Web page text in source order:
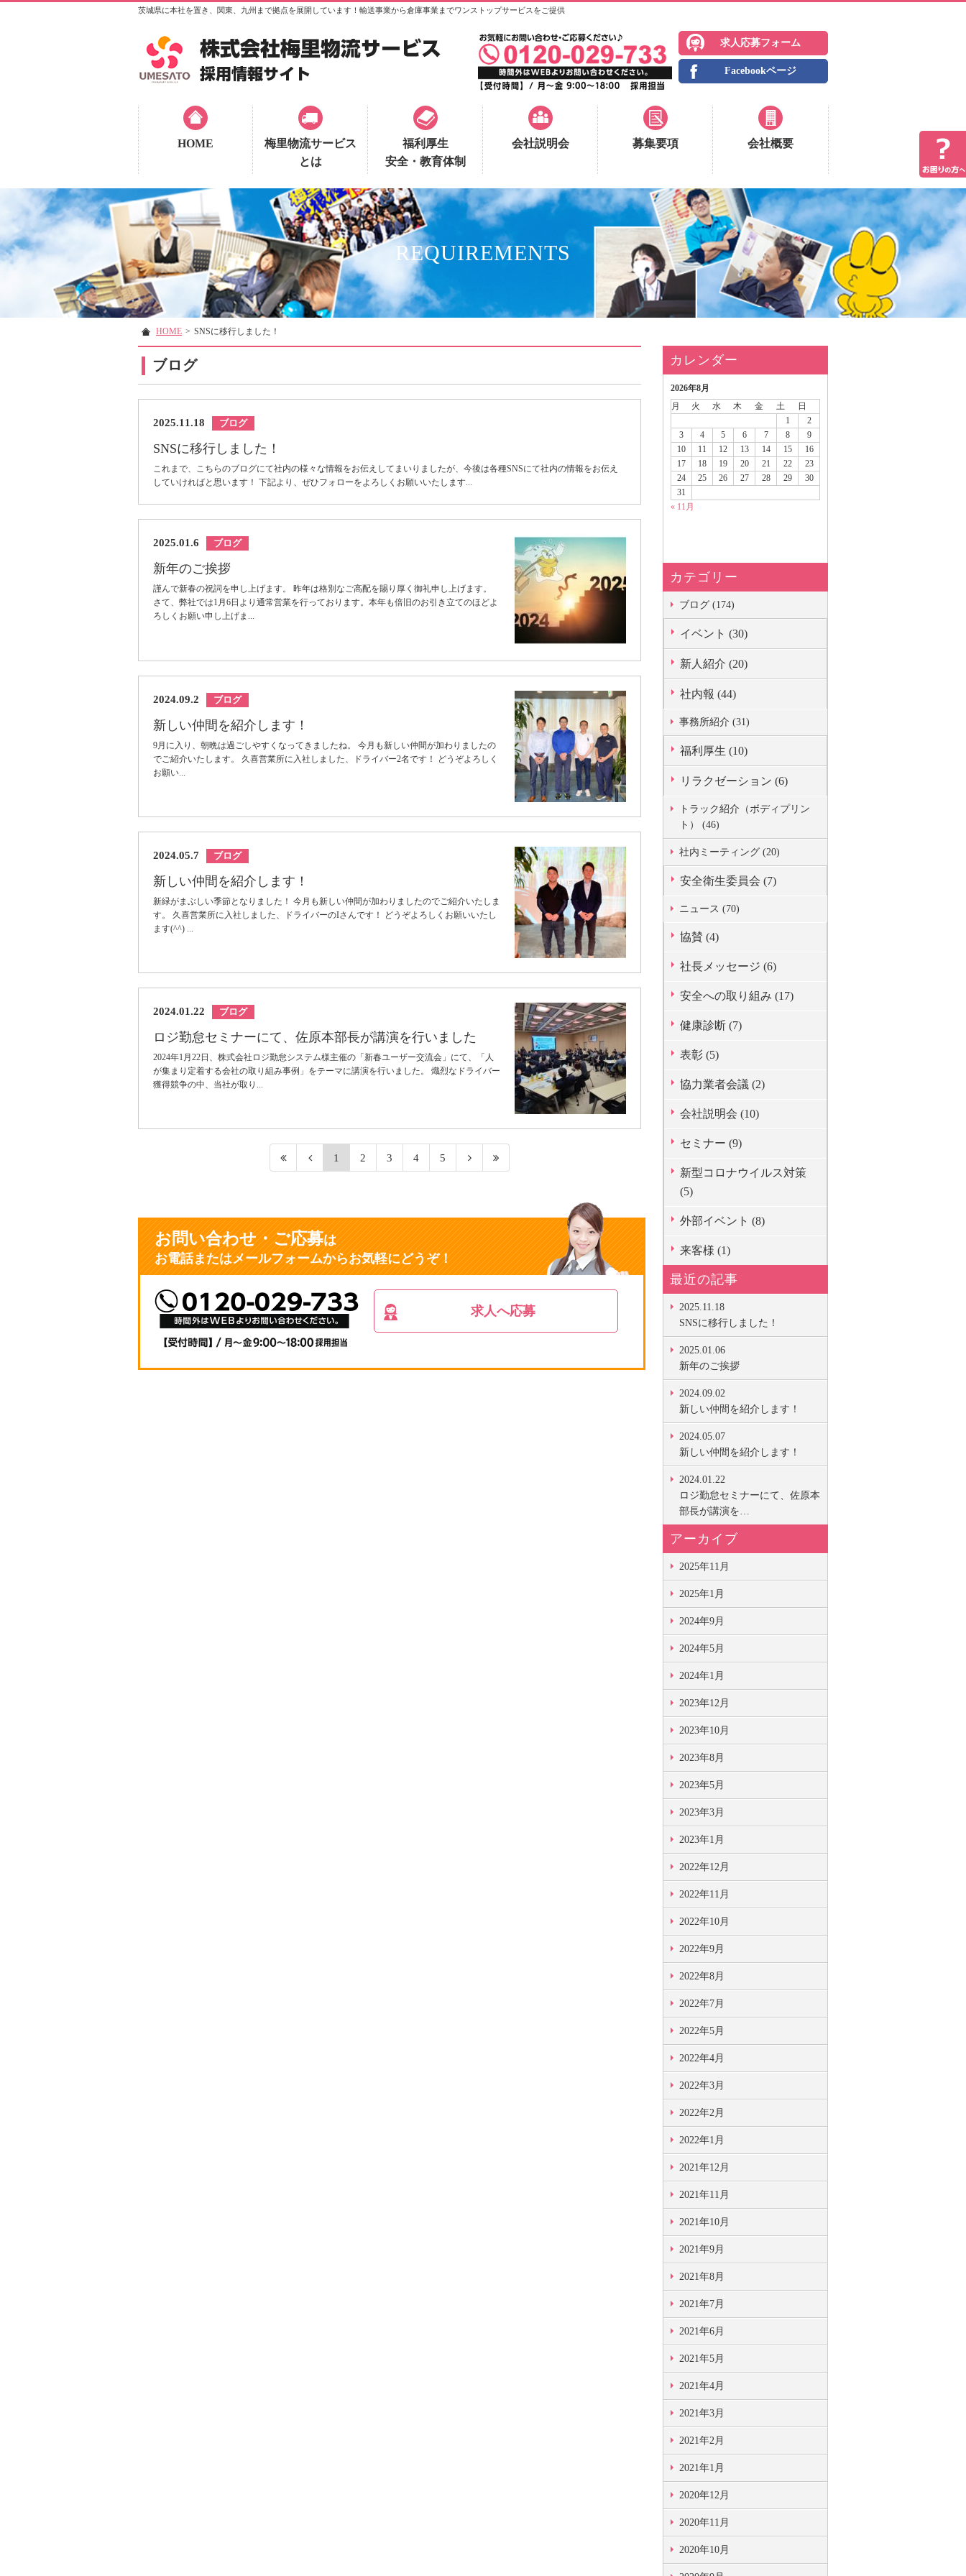
茨城県に本社を置き、関東、九州まで拠点を展開しています！輸送事業から倉庫事業までワンストップサービスをご提供
求人応募フォーム
Facebookページ
HOME
梅里物流サービス
とは
福利厚生
安全・教育体制
会社説明会 募集要項 会社概要
REQUIREMENTS
HOME > SNSに移行しました！
ブログ
2025.11.18 ブログ
SNSに移行しました！
これまで、こちらのブログにて社内の様々な情報をお伝えしてまいりましたが、今後は各種SNSにて社内の情報をお伝え
していければと思います！ 下記より、ぜひフォローをよろしくお願いいたします...
2025.01.6 ブログ
新年のご挨拶
謹んで新春の祝詞を申し上げます。 昨年は格別なご高配を賜り厚く御礼申し上げます。
さて、弊社では1月6日より通常営業を行っております。本年も倍旧のお引き立てのほどよ
ろしくお願い申し上げま...
2024.09.2 ブログ
新しい仲間を紹介します！
9月に入り、朝晩は過ごしやすくなってきましたね。 今月も新しい仲間が加わりましたの
でご紹介いたします。 久喜営業所に入社しました、ドライバー2名です！ どうぞよろしく
お願い...
2024.05.7 ブログ
新しい仲間を紹介します！
新緑がまぶしい季節となりました！ 今月も新しい仲間が加わりましたのでご紹介いたしま
す。 久喜営業所に入社しました、ドライバーのIさんです！ どうぞよろしくお願いいたし
ます(^^) ...
2024.01.22 ブログ
ロジ勤怠セミナーにて、佐原本部長が講演を行いました
2024年1月22日、株式会社ロジ勤怠システム様主催の「新春ユーザー交流会」にて、「人
が集まり定着する会社の取り組み事例」をテーマに講演を行いました。 熾烈なドライバー
獲得競争の中、当社が取り...
1 2 3 4 5
お問い合わせ・ご応募は
お電話またはメールフォームからお気軽にどうぞ！
求人へ応募
カレンダー
2026年8月
月
火 水 木 金 土
日
1
2
3
4 5 6 7 8
9
10
11 12 13 14 15
16
17
18 19 20 21 22
23
24
25 26 27 28 29
30
31
« 11月
カテゴリー
ブログ (174)
イベント (30)
新人紹介 (20)
社内報 (44)
事務所紹介 (31)
福利厚生 (10)
リラクゼーション (6)
トラック紹介（ボディプリン
ト） (46)
社内ミーティング (20)
安全衛生委員会 (7)
ニュース (70)
協賛 (4)
社長メッセージ (6)
安全への取り組み (17)
健康診断 (7)
表彰 (5)
協力業者会議 (2)
会社説明会 (10)
セミナー (9)
新型コロナウイルス対策
(5)
外部イベント (8)
来客様 (1)
最近の記事
2025.11.18
SNSに移行しました！
2025.01.06
新年のご挨拶
2024.09.02
新しい仲間を紹介します！
2024.05.07
新しい仲間を紹介します！
2024.01.22
ロジ勤怠セミナーにて、佐原本
部長が講演を…
アーカイブ
2025年11月
2025年1月
2024年9月
2024年5月
2024年1月
2023年12月
2023年10月
2023年8月
2023年5月
2023年3月
2023年1月
2022年12月
2022年11月
2022年10月
2022年9月
2022年8月
2022年7月
2022年5月
2022年4月
2022年3月
2022年2月
2022年1月
2021年12月
2021年11月
2021年10月
2021年9月
2021年8月
2021年7月
2021年6月
2021年5月
2021年4月
2021年3月
2021年2月
2021年1月
2020年12月
2020年11月
2020年10月